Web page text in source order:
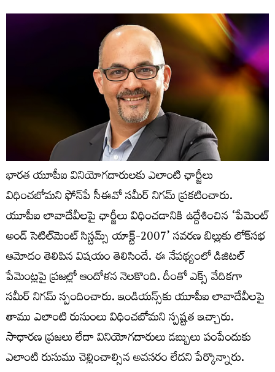
భారత యూపీఐ వినియోగదారులకు ఎలాంటి ఛార్జీలు
విధించబోమని ఫోన్‌పే సీఈవో సమీర్‌ నిగమ్‌ ప్రకటించారు.
యూపీఐ లావాదేవీలపై ఛార్జీలు విధించడానికి ఉద్దేశించిన ‘పేమెంట్
అండ్ సెటిల్‌మెంట్ సిస్టమ్స్ యాక్ట్-2007’ సవరణ బిల్లుకు లోక్‌సభ
ఆమోదం తెలిపిన విషయం తెలిసిందే. ఈ నేపథ్యంలో డిజిటల్‌
పేమెంట్లపై ప్రజల్లో ఆందోళన నెలకొంది. దీంతో ఎక్స్‌ వేదికగా
సమీర్‌ నిగమ్‌ స్పందించారు. ఇండియన్స్‌కు యూపీఐ లావాదేవీలపై
తాము ఎలాంటి రుసుంలు విధించబోమని స్పష్టత ఇచ్చారు.
సాధారణ ప్రజలు లేదా వినియోగదారులు డబ్బులు పంపేందుకు
ఎలాంటి రుసుము చెల్లించాల్సిన అవసరం లేదని పేర్కొన్నారు.